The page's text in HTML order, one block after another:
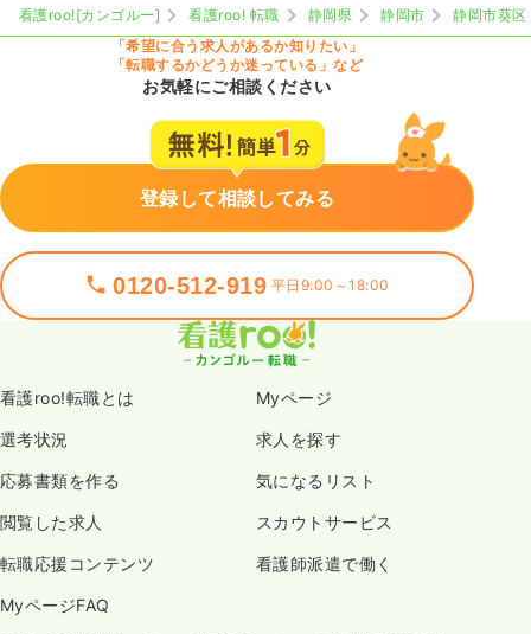
看護roo![カンゴルー] 看護roo! 転職 静岡県 静岡市
静岡市葵区
「希望に合う求人があるか知りたい」
「転職するかどうか迷っている」など
お気軽にご相談ください
登録して相談してみる
0120-512-919 平日9:00～18:00
看護roo!転職とは Myページ
選考状況 求人を探す
応募書類を作る 気になるリスト
閲覧した求人 スカウトサービス
転職応援コンテンツ 看護師派遣で働く
MyページFAQ